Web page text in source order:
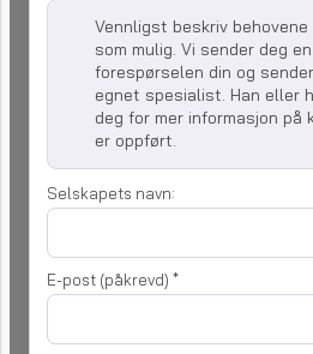
Vennligst beskriv
som mulig. Vi sender deg
forespørselen din og
egnet spesialist. Han eller
deg for mer informasjon på
er oppført.
Selskapets navn:
E-post (påkrevd) *